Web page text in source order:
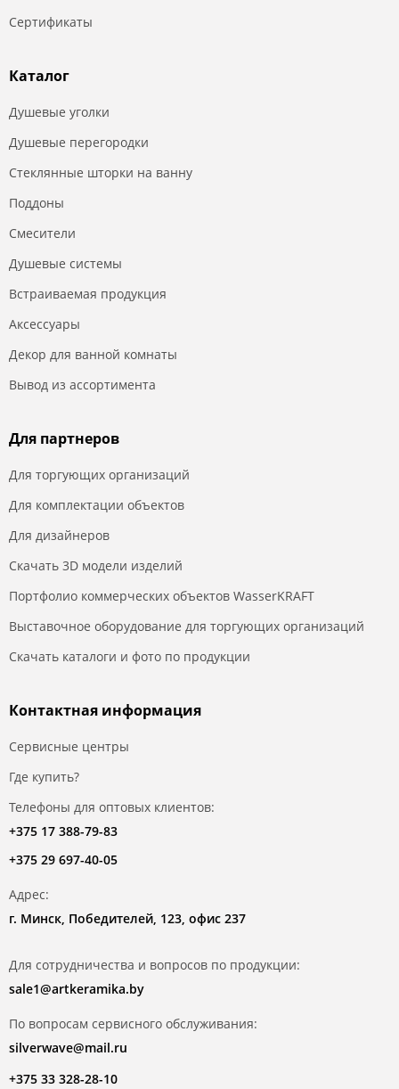
Сертификаты
Каталог
Душевые уголки
Душевые перегородки
Стеклянные шторки на ванну
Поддоны
Смесители
Душевые системы
Встраиваемая продукция
Аксессуары
Декор для ванной комнаты
Вывод из ассортимента
Для партнеров
Для торгующих организаций
Для комплектации объектов
Для дизайнеров
Скачать 3D модели изделий
Портфолио коммерческих объектов WasserKRAFT
Выставочное оборудование для торгующих организаций
Скачать каталоги и фото по продукции
Контактная информация
Сервисные центры
Где купить?
Телефоны для оптовых клиентов:
+375 17 388-79-83
+375 29 697-40-05
Адрес:
г. Минск, Победителей, 123, офис 237
Для сотрудничества и вопросов по продукции:
sale1@artkeramika.by
По вопросам сервисного обслуживания:
silverwave@mail.ru
+375 33 328-28-10